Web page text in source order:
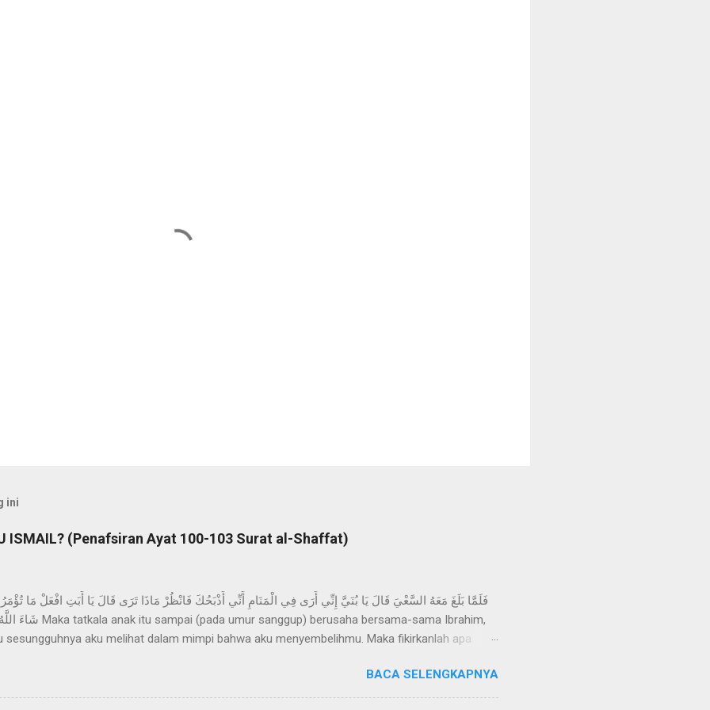
ini
ISMAIL? (Penafsiran Ayat 100-103 Surat al-Shaffat)
sesungguhnya aku melihat dalam mimpi bahwa aku menyembelihmu. Maka fikirkanlah apa
orang yang sabar . (Q.S. al-Shaffat [37]: 102). Dalam menafsirkan ayat ini, para ulama berbeda
disembelih. Sebagian ulama berpendirian, bahwa yang disembelih adalah Ishak, mereka
BACA SELENGKAPNYA